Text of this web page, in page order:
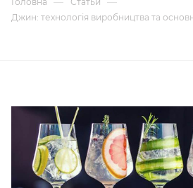
Джин: технологія виробництва та